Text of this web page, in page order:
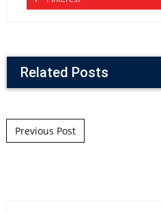
Related Posts
Post navigation
Previous Post